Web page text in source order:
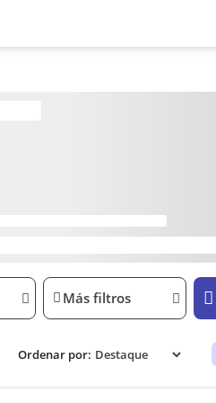
Más filtros
Ordenar por: